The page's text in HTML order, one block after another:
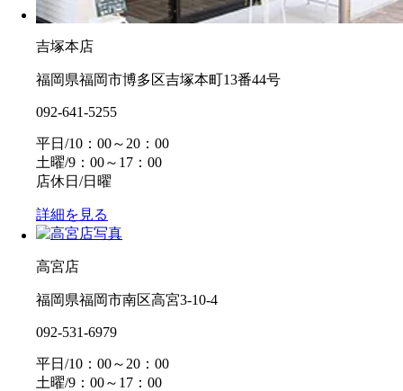
吉塚本店
福岡県福岡市博多区吉塚本町13番44号
092-641-5255
平日/10：00～20：00
土曜/9：00～17：00
店休日/日曜
詳細を見る
高宮店
福岡県福岡市南区高宮3-10-4
092-531-6979
平日/10：00～20：00
土曜/9：00～17：00